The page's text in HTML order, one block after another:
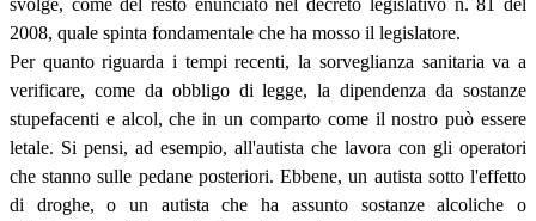
2008, quale spinta fondamentale che ha mosso il legislatore.
Per quanto riguarda i tempi recenti, la sorveglianza sanitaria va a
verificare, come da obbligo di legge, la dipendenza da sostanze
stupefacenti e alcol, che in un comparto come il nostro può essere
letale. Si pensi, ad esempio, all'autista che lavora con gli operatori
che stanno sulle pedane posteriori. Ebbene, un autista sotto l'effetto
di droghe, o un autista che ha assunto sostanze alcoliche o